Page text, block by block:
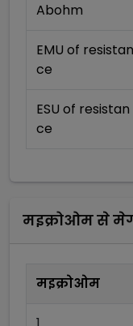
Abohm
EMU of resistan
ce
ESU of resistan
ce
मइक्रोओमसे
मइक्रोओम